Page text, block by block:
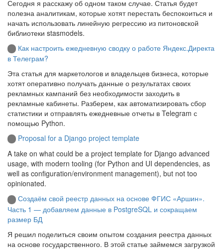
Сегодня я расскажу об одном таком случае. Статья будет
полезна аналитикам, которые хотят перестать беспокоиться и
начать использовать линейную регрессию из питоновской
библиотеки stasmodels.
Как настроить ежедневную сводку о работе Яндекс.Директа
в Телеграм?
Эта статья для маркетологов и владельцев бизнеса, которые
хотят оперативно получать данные о результатах своих
рекламных кампаний без необходимости заходить в
рекламные кабинеты. Разберем, как автоматизировать сбор
статистики и отправлять ежедневные отчеты в Telegram с
помощью Python.
Proposal for a Django project template
A take on what could be a project template for Django advanced
usage, with modern tooling (for Python and UI dependencies, as
well as configuration/environment management), but not too
opinionated.
Создаём свой реестр данных на основе ФГИС «Аршин».
Часть 1 — добавляем данные в PostgreSQL и сокращаем
размер БД
Я решил поделиться своим опытом создания реестра данных
на основе государственного. В этой статье займемся загрузкой